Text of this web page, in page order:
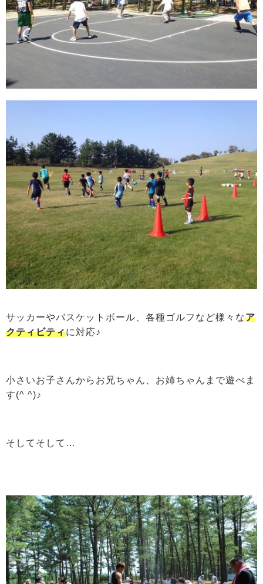
サッカーやバスケットボール、各種ゴルフなど様々なア
クティビティに対応♪
小さいお子さんからお兄ちゃん、お姉ちゃんまで遊べま
す(^ ^)♪
そしてそして…